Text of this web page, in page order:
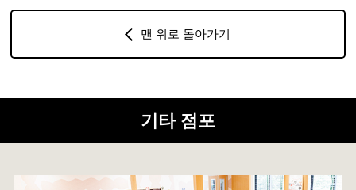
맨 위로 돌아가기
기타 점포